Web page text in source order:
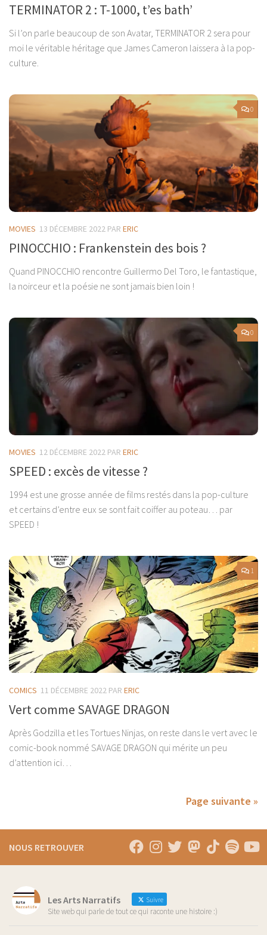
TERMINATOR 2 : T-1000, t’es bath’
Si l’on parle beaucoup de son Avatar, TERMINATOR 2 sera pour
moi le véritable héritage que James Cameron laissera à la pop-
culture.
0
MOVIES 13 DÉCEMBRE 2022 PAR ERIC
PINOCCHIO : Frankenstein des bois ?
Quand PINOCCHIO rencontre Guillermo Del Toro, le fantastique,
la noirceur et la poésie ne sont jamais bien loin !
0
MOVIES 12 DÉCEMBRE 2022 PAR ERIC
SPEED : excès de vitesse ?
1994 est une grosse année de films restés dans la pop-culture
et certains d’entre eux se sont fait coiffer au poteau… par
SPEED !
1
COMICS 11 DÉCEMBRE 2022 PAR ERIC
Vert comme SAVAGE DRAGON
Après Godzilla et les Tortues Ninjas, on reste dans le vert avec le
comic-book nommé SAVAGE DRAGON qui mérite un peu
d’attention ici…
Page suivante »
NOUS RETROUVER
Les Arts Narratifs Suivre
Site web qui parle de tout ce qui raconte une histoire :)